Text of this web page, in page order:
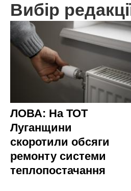
Вибір
ЛОВА: На ТОТ
Луганщини
скоротили обсяги
ремонту системи
теплопостачання